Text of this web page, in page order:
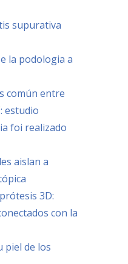
supurativa
la podologia a
común entre
estudio
foi realizado
aislan a
3D:
con la
piel de los